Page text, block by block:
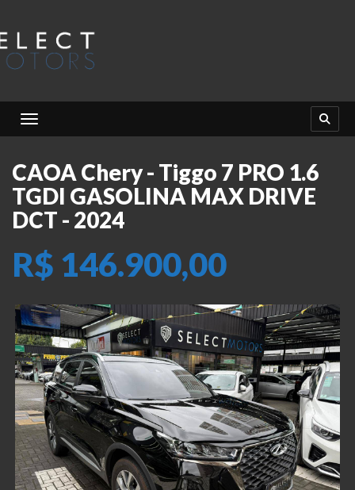
Toggle navigation
CAOA Chery - Tiggo 7 PRO 1.6
TGDI GASOLINA MAX DRIVE
DCT - 2024
R$ 146.900,00